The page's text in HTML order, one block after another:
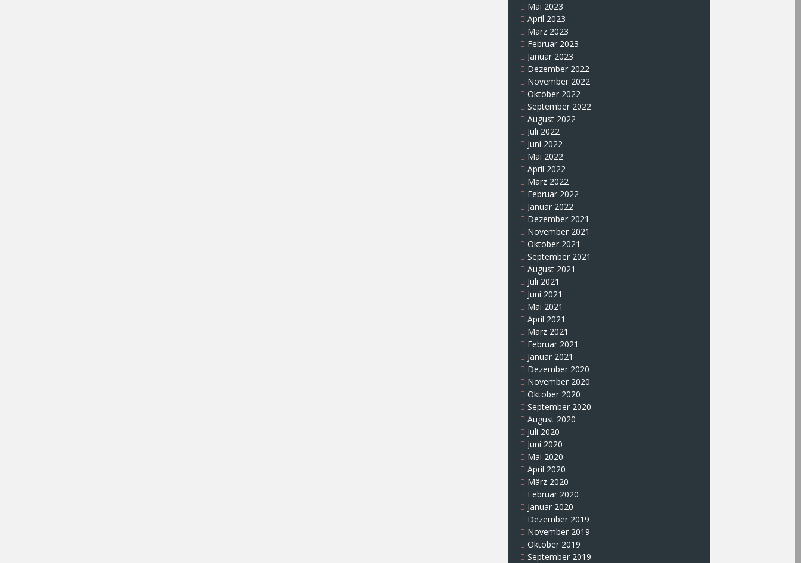
Mai 2023
April 2023
März 2023
Februar 2023
Januar 2023
Dezember 2022
November 2022
Oktober 2022
September 2022
August 2022
Juli 2022
Juni 2022
Mai 2022
April 2022
März 2022
Februar 2022
Januar 2022
Dezember 2021
November 2021
Oktober 2021
September 2021
August 2021
Juli 2021
Juni 2021
Mai 2021
April 2021
März 2021
Februar 2021
Januar 2021
Dezember 2020
November 2020
Oktober 2020
September 2020
August 2020
Juli 2020
Juni 2020
Mai 2020
April 2020
März 2020
Februar 2020
Januar 2020
Dezember 2019
November 2019
Oktober 2019
September 2019